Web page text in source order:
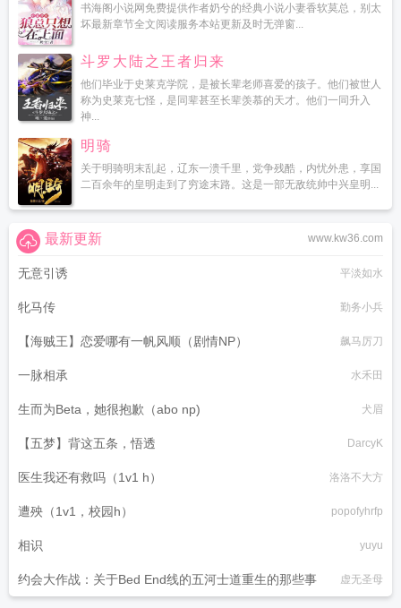
书海阁小说网免费提供作者奶兮的经典小说小妻香软莫总，别太
坏最新章节全文阅读服务本站更新及时无弹窗...
斗罗大陆之王者归来
他们毕业于史莱克学院，是被长辈老师喜爱的孩子。他们被世人
称为史莱克七怪，是同辈甚至长辈羡慕的天才。他们一同升入
神...
明骑
关于明骑明末乱起，辽东一溃千里，党争残酷，内忧外患，享国
二百余年的皇明走到了穷途末路。这是一部无敌统帅中兴皇明...
www.kw36.com
最新更新
无意引诱 平淡如水
牝马传 勤务小兵
【海贼王】恋爱哪有一帆风顺（剧情NP） 飙马厉刀
一脉相承 水禾田
生而为Beta，她很抱歉（abo np) 犬眉
【五梦】背这五条，悟透 DarcyK
医生我还有救吗（1v1 h） 洛洛不大方
遭殃（1v1，校园h） popofyhrfp
相识 yuyu
约会大作战：关于Bed End线的五河士道重生的那些事 虚无圣母